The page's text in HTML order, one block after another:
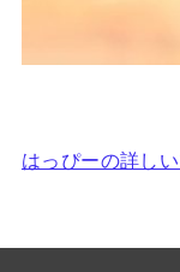
はっぴーの詳し